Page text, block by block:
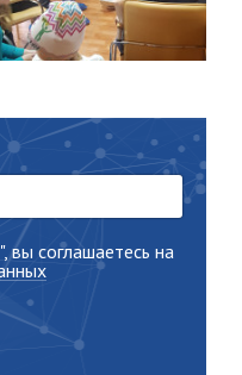
вы соглашаетесь на